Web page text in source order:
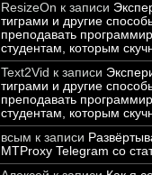
ResizeOn к записи
тиграми и другие
преподавать
студентам, которым
Text2Vid к записи
тиграми и другие
преподавать
студентам, которым
всым к записи
MTProxy Telegram со